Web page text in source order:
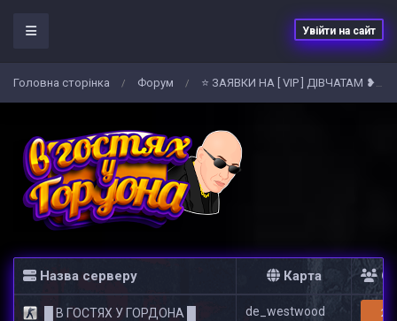
Увійти на сайт
Головна сторiнка / Форум / ⭐ ЗАЯВКИ НА [ VIP ] ДІВЧАТАМ ❥ ⬅
Назва серверу Карта
█ В ГОСТЯХ У ГОРДОНА █ de_westwood